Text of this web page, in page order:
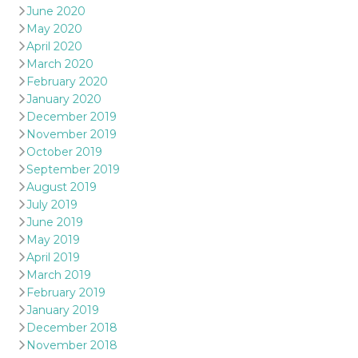
June 2020
May 2020
April 2020
March 2020
February 2020
January 2020
December 2019
November 2019
October 2019
September 2019
August 2019
July 2019
June 2019
May 2019
April 2019
March 2019
February 2019
January 2019
December 2018
November 2018